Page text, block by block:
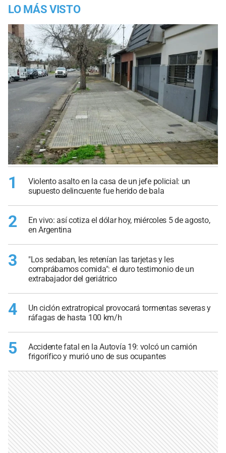
LO MÁS VISTO
1
Violento asalto en la casa de un jefe policial: un
supuesto delincuente fue herido de bala
2
En vivo: así cotiza el dólar hoy, miércoles 5 de agosto,
en Argentina
3
"Los sedaban, les retenían las tarjetas y les
comprábamos comida": el duro testimonio de un
extrabajador del geriátrico
4
Un ciclón extratropical provocará tormentas severas y
ráfagas de hasta 100 km/h
5
Accidente fatal en la Autovía 19: volcó un camión
frigorífico y murió uno de sus ocupantes